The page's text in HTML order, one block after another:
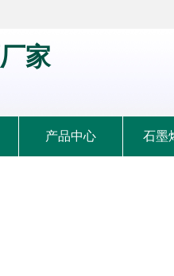
家
产品中心 石墨